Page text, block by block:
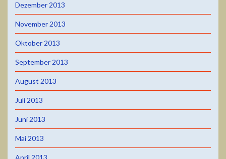
Dezember 2013
November 2013
Oktober 2013
September 2013
August 2013
Juli 2013
Juni 2013
Mai 2013
April 2013